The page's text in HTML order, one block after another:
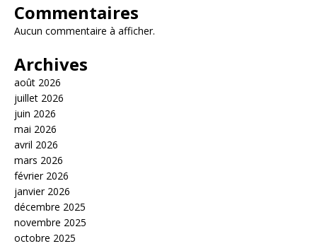
Commentaires
Aucun commentaire à afficher.
Archives
août 2026
juillet 2026
juin 2026
mai 2026
avril 2026
mars 2026
février 2026
janvier 2026
décembre 2025
novembre 2025
octobre 2025